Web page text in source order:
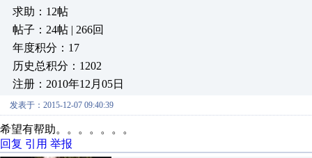
求助：12帖
帖子：24帖 | 266回
年度积分：17
历史总积分：1202
注册：2010年12月05日
发表于：2015-12-07 09:40:39
希望有帮助。。。。。。。
回复 引用 举报